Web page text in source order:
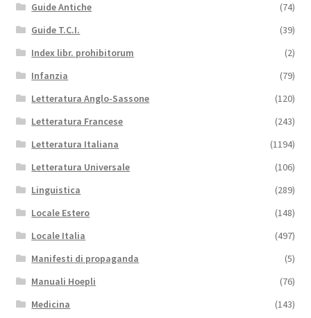
Guide Antiche
(74)
Guide T.C.I.
(39)
Index libr. prohibitorum
(2)
Infanzia
(79)
Letteratura Anglo-Sassone
(120)
Letteratura Francese
(243)
Letteratura Italiana
(1194)
Letteratura Universale
(106)
Linguistica
(289)
Locale Estero
(148)
Locale Italia
(497)
Manifesti di propaganda
(5)
Manuali Hoepli
(76)
Medicina
(143)